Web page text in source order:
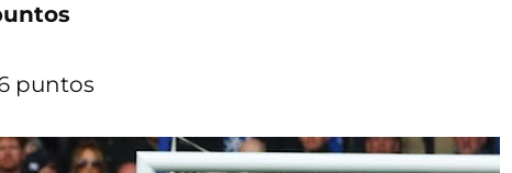
puntos